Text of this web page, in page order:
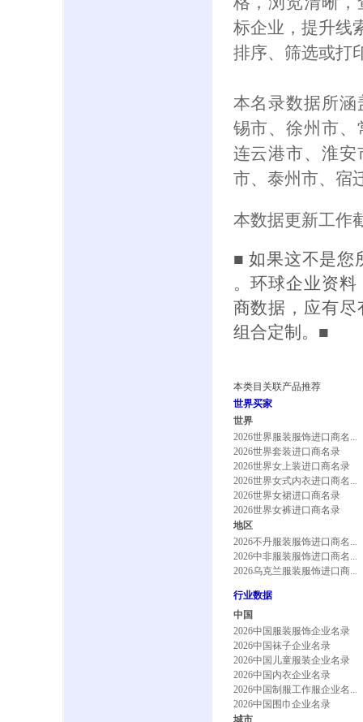
标企业，提升线
排序、筛选或打
本名录数据所
锡市、徐州市
连云港市、淮
市、泰州市、宿
本数据更新工作
■ 如果这不是您
。环球企业资
商数据，应有
组合定制。■
本类目关联产品推荐
世界买家
世界
2026世界服装服饰进口商名...
2026世界套装进口商名录
2026世界女上装进口商名录
2026世界女式内衣进口商名...
2026世界女裙进口商名录
2026世界女裤进口商名录
地区
2026不丹服装服饰进口商名...
2026中非服装服饰进口商名...
2026乌克兰服装服饰进口商...
行业数据
中国
2026中国服装服饰企业名录
2026中国袜子企业名录
2026中国儿童服装企业名录
2026中国内衣企业名录
2026中国制服工作服企业名...
2026中国围巾企业名录
城市